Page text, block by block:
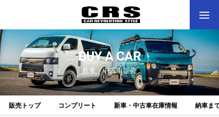
BUY A CAR
新車・中古車販売
販売トップ コンプリート 新車・中古車在庫情報 納車ま